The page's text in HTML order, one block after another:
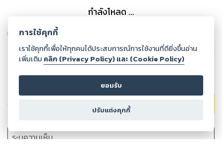
กำลังโหลด ...
จากสำนักพิมพ์ Mamaya Publishing
ดูเพิ่มเติม
กำลังโหลด ...
การใช้คุกกี้
เราใช้คุกกี้เพื่อให้ทุกคนได้ประสบการณ์การใช้งานที่ดียิ่งขึ้นอ่าน
เพิ่มเติม คลิก (Privacy Policy) และ (Cookie Policy)
ยอมรับ
ปรับแต่งคุกกี้